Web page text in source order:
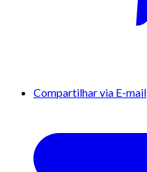
Compartilhar via E-mail